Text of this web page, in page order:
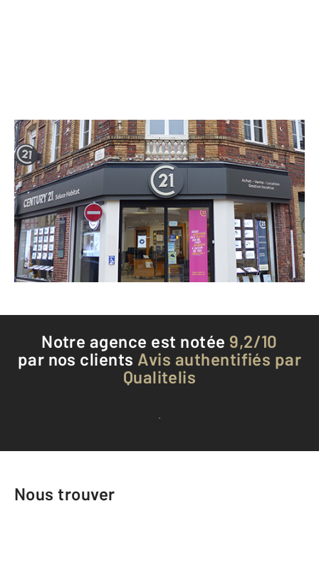
CENTURY 21 Soluce Habitat
11 rue Robert Lindet
BERNAY - 27300
Envoyer un message
Téléphoner à l'agence
Notre agence est notée 9,2/10
par nos clients Avis authentifiés par
Qualitelis
Voir tous les avis clients
Nous trouver